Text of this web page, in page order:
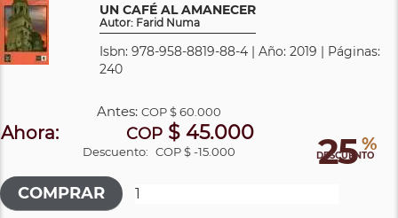
UN CAFÉ AL AMANECER
Autor: Farid Numa
Isbn: 978-958-8819-88-4 | Año: 2019 | Páginas:
240
25 %
DESCUENTO
Antes:COP$ 60.000
Ahora: COP $ 45.000
Descuento: COP $ -15.000